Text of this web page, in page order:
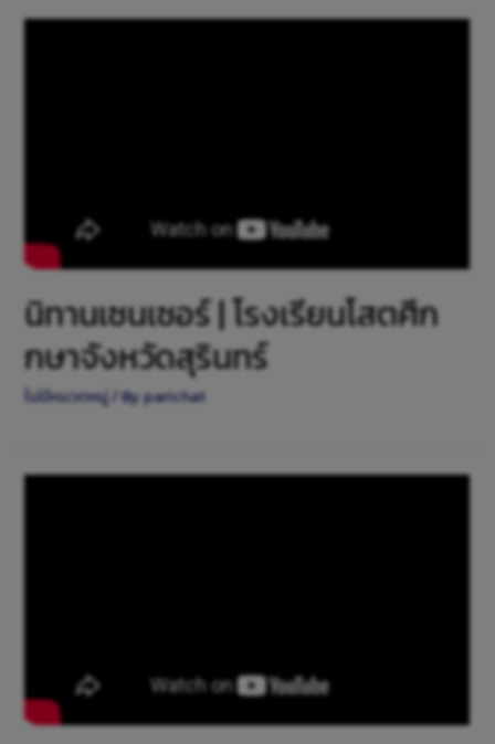
นิทานเซนเซอร์ | โรงเรียนโสตศึก
กษาจังหวัดสุรินทร์
ไม่มีหมวดหมู่/ Byparichat